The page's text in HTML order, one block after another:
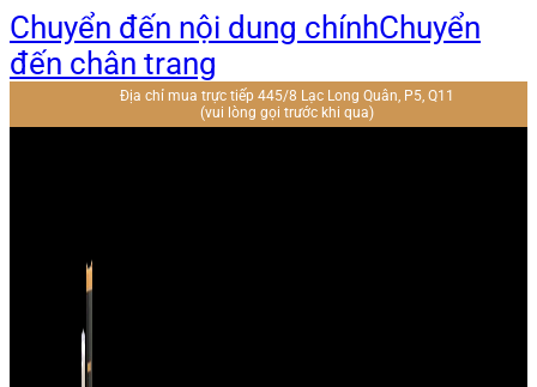
Chuyển đến nội dung chínhChuyển
đến chân trang
Địa chỉ mua trực tiếp 445/8 Lạc Long Quân, P5, Q11
(vui lòng gọi trước khi qua)